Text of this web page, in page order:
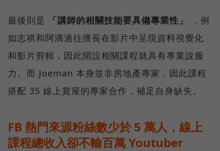
最後則是 「講師的相關技能要具備專業性」
，例
如志祺和阿滴過往擅長在影片中呈現資料視覺化
和影片剪輯，因此開設相關課程就具有專業說服
力。而 Joeman 本身並非房地產專家，因此課程
搭配 35 線上賞屋的專家合作，補足自身缺失。
FB 熱門來源粉絲數少於 5 萬人，線上
課程總收入卻不輸百萬 Youtuber